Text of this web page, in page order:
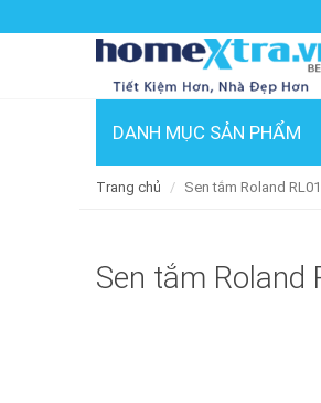
DANH MỤC SẢN PHẨM
Trang chủ Sen tắm Roland
Sen tắm Roland